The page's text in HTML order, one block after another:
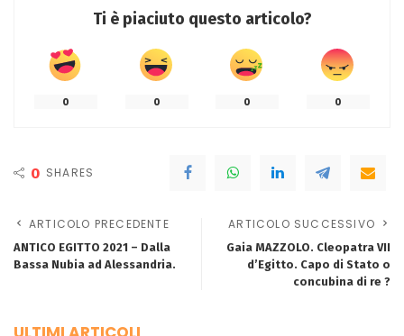
Ti è piaciuto questo articolo?
0 0 0 0
0 SHARES
ARTICOLO PRECEDENTE
ANTICO EGITTO 2021 – Dalla
Bassa Nubia ad Alessandria.
ARTICOLO SUCCESSIVO
Gaia MAZZOLO. Cleopatra VII
d’Egitto. Capo di Stato o
concubina di re ?